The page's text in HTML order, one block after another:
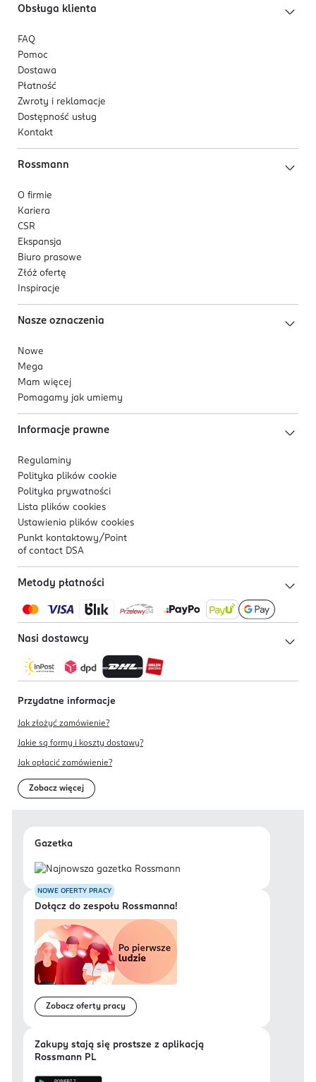
Obsługa klienta
FAQ
Pomoc
Dostawa
Płatność
Zwroty i reklamacje
Dostępność usług
Kontakt
Rossmann
O firmie
Kariera
CSR
Ekspansja
Biuro prasowe
Złóż ofertę
Inspiracje
Nasze oznaczenia
Nowe
Mega
Mam więcej
Pomagamy jak umiemy
Informacje prawne
Regulaminy
Polityka plików cookie
Polityka prywatności
Lista plików cookies
Ustawienia plików cookies
Punkt kontaktowy/ Point
of contact DSA
Metody płatności
Nasi dostawcy
Przydatne informacje
Jak złożyć zamówienie?
Jakie są formy i koszty dostawy?
Jak opłacić zamówienie?
Zobacz więcej
Gazetka
NOWE OFERTY PRACY
Dołącz do zespołu Rossmanna!
Zobacz oferty pracy
Zakupy stają się prostsze z aplikacją
Rossmann PL